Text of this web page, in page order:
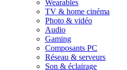
Wearables
TV & home cinéma
Photo & vidéo
Audio
Gaming
Composants PC
Réseau & serveurs
Son & éclairage